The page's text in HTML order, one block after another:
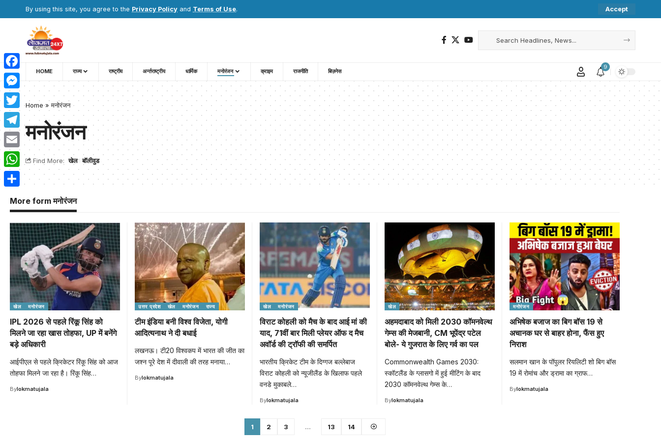
By using this site, you agree to the Privacy Policy and Terms of Use. Accept
HOME राज्य राष्ट्रीय अर्न्तराष्ट्रीय धार्मिक मनोरंजन क्राइम राजनीति बिज़नेस
9
Home»मनोरंजन
मनोरंजन
Find More: खेल बॉलीवुड
More form मनोरंजन
खेल मनोरंजन
IPL 2026 से पहले रिंकू सिंह को
मिलने जा रहा खास तोहफा, UP में बनेंगे
बड़े अधिकारी
आईपीएल से पहले क्रिकेटर रिंकू सिंह को आज
तोहफा मिलने जा रहा है। रिंकू सिंह…
Bylokmatujala
उत्तर प्रदेश खेल मनोरंजन राज्य
टीम इंडिया बनी विश्व विजेता, योगी
आदित्यनाथ ने दी बधाई
लखनऊ। टी20 विश्वकप में भारत की जीत का
जश्न पूरे देश में दीवाली की तरह मनाया…
Bylokmatujala
खेल मनोरंजन
विराट कोहली को मैच के बाद आई मां की
याद, 71वीं बार मिली प्लेयर ऑफ द मैच
अवॉर्ड की ट्रॉफी की समर्पित
भारतीय क्रिकेट टीम के दिग्गज बल्लेबाज
विराट कोहली को न्यूजीलैंड के खिलाफ पहले
वनडे मुकाबले…
Bylokmatujala
खेल
अहमदाबाद को मिली 2030 कॉमनवेल्थ
गेम्स की मेजबानी, CM भूपेंद्र पटेल
बोले- ये गुजरात के लिए गर्व का पल
Commonwealth Games 2030:
स्कॉटलैंड के ग्लासगो में हुई मीटिंग के बाद
2030 कॉमनवेल्थ गेम्स के…
Bylokmatujala
मनोरंजन
अभिषेक बजाज का बिग बॉस 19 से
अचानक घर से बाहर होना, फैंस हुए
निराश
सलमान खान के पॉपुलर रियलिटी शो बिग बॉस
19 में रोमांच और ड्रामा का ग्राफ…
Bylokmatujala
1 2 3 … 13 14
Facebook
Messenger
Twitter
Telegram
Email
WhatsApp